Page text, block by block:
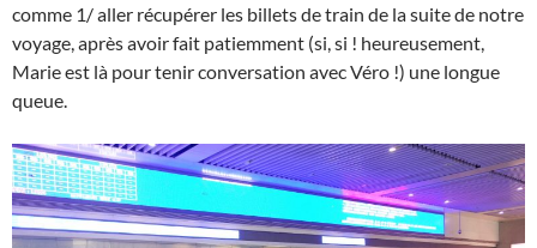
comme 1/ aller récupérer les billets de train de la suite de notre
voyage, après avoir fait patiemment (si, si ! heureusement,
Marie est là pour tenir conversation avec Véro !) une longue
queue.